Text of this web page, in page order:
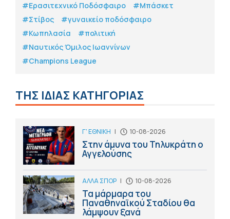
#Eρασιτεχνικό Ποδόσφαιρο
#Μπάσκετ
#Στίβος
#γυναικείο ποδόσφαιρο
#Κωπηλασία
#πολιτική
#Ναυτικός Όμιλος Ιωαννίνων
#Champions League
ΤΗΣ ΙΔΙΑΣ ΚΑΤΗΓΟΡΙΑΣ
Γ' ΕΘΝΙΚΗ | 10-08-2026
Στην άμυνα του Τηλυκράτη ο
Αγγελούσης
ΑΛΛΑ ΣΠΟΡ | 10-08-2026
Τα μάρμαρα του
Παναθηναϊκού Σταδίου θα
λάμψουν ξανά